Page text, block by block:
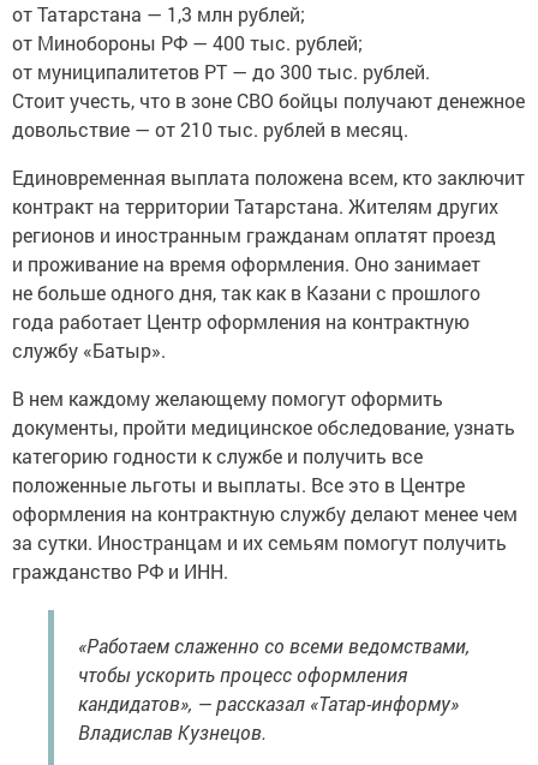
от Татарстана — 1,3 млн рублей;
от Минобороны РФ — 400 тыс. рублей;
от муниципалитетов РТ — до 300 тыс. рублей.
Стоит учесть, что в зоне СВО бойцы получают денежное
довольствие — от 210 тыс. рублей в месяц.
Единовременная выплата положена всем, кто заключит
контракт на территории Татарстана. Жителям других
регионов и иностранным гражданам оплатят проезд
и проживание на время оформления. Оно занимает
не больше одного дня, так как в Казани с прошлого
года работает Центр оформления на контрактную
службу «Батыр».
В нем каждому желающему помогут оформить
документы, пройти медицинское обследование, узнать
категорию годности к службе и получить все
положенные льготы и выплаты. Все это в Центре
оформления на контрактную службу делают менее чем
за сутки. Иностранцам и их семьям помогут получить
гражданство РФ и ИНН.
«Работаем слаженно со всеми ведомствами,
чтобы ускорить процесс оформления
кандидатов», — рассказал «Татар-информу»
Владислав Кузнецов.